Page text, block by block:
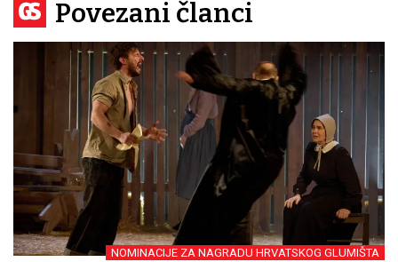
Povezani članci
NOMINACIJE ZA NAGRADU HRVATSKOG GLUMIŠTA